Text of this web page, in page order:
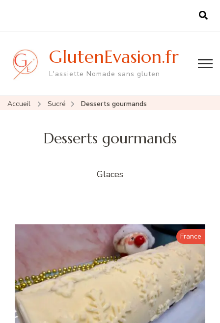
GlutenEvasion.fr
L'assiette Nomade sans gluten
Accueil Sucré Desserts gourmands
Desserts gourmands
Glaces
France